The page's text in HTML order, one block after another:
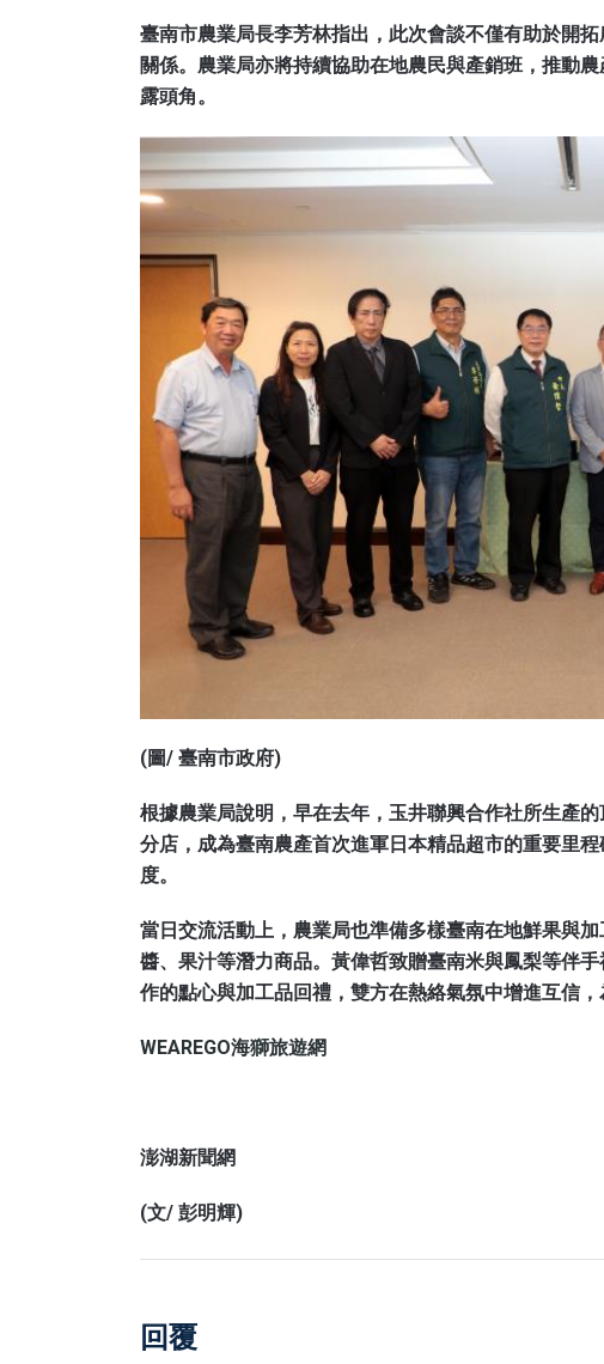
臺南市農業局長李芳林指出，此次會談不僅有助於開
關係。農業局亦將持續協助在地農民與產銷班，推動
露頭角。
(圖/ 臺南市政府)
根據農業局說明，早在去年，玉井聯興合作社所生產
分店，成為臺南農產首次進軍日本精品超市的重要里
度。
當日交流活動上，農業局也準備多樣臺南在地鮮果與
醬、果汁等潛力商品。黃偉哲致贈臺南米與鳳梨等伴
作的點心與加工品回禮，雙方在熱絡氣氛中增進互信，
WEAREGO海獅旅遊網
澎湖新聞網
(文/ 彭明輝)
回覆